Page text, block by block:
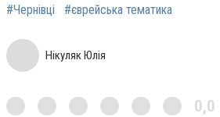
#Чернівці #єврейська тематика
Нікуляк Юлія
0,0